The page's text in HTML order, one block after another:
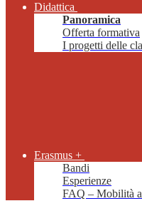
Didattica
Panoramica
Offerta formativa
I progetti delle
Erasmus +
Bandi
Esperienze
FAQ – Mobilità